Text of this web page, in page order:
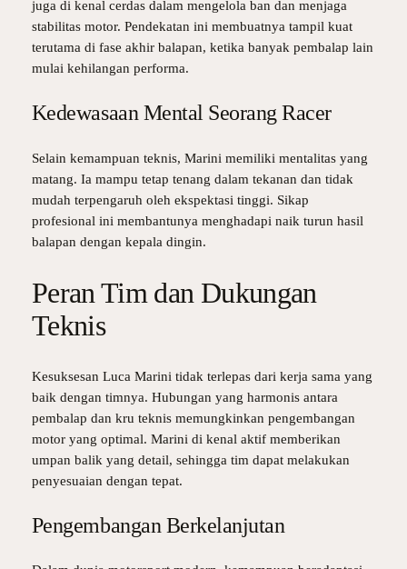
juga di kenal cerdas dalam mengelola ban dan menjaga
stabilitas motor. Pendekatan ini membuatnya tampil kuat
terutama di fase akhir balapan, ketika banyak pembalap lain
mulai kehilangan performa.
Kedewasaan Mental Seorang Racer
Selain kemampuan teknis, Marini memiliki mentalitas yang
matang. Ia mampu tetap tenang dalam tekanan dan tidak
mudah terpengaruh oleh ekspektasi tinggi. Sikap
profesional ini membantunya menghadapi naik turun hasil
balapan dengan kepala dingin.
Peran Tim dan Dukungan
Teknis
Kesuksesan Luca Marini tidak terlepas dari kerja sama yang
baik dengan timnya. Hubungan yang harmonis antara
pembalap dan kru teknis memungkinkan pengembangan
motor yang optimal. Marini di kenal aktif memberikan
umpan balik yang detail, sehingga tim dapat melakukan
penyesuaian dengan tepat.
Pengembangan Berkelanjutan